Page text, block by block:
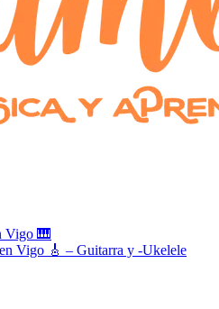
Vigo 🎹
Vigo 🎸 – Guitarra y -Ukelele